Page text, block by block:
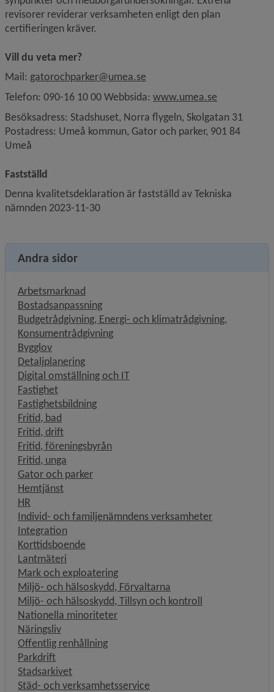
revisorer reviderar verksamheten enligt den plan
certifieringen kräver.
Vill du veta mer?
Mail: gatorochparker@umea.se
Telefon: 090-16 10 00 Webbsida: www.umea.se
Besöksadress: Stadshuset, Norra flygeln, Skolgatan 31
Postadress: Umeå kommun, Gator och parker, 901 84
Umeå
Fastställd
Denna kvalitetsdeklaration är fastställd av Tekniska
nämnden 2023-11-30
Andra sidor
Arbetsmarknad
Bostadsanpassning
Budgetrådgivning, Energi- och klimatrådgivning,
Konsumentrådgivning
Bygglov
Detaljplanering
Digital omställning och IT
Fastighet
Fastighetsbildning
Fritid, bad
Fritid, drift
Fritid, föreningsbyrån
Fritid, unga
Gator och parker
Hemtjänst
HR
Individ- och familjenämndens verksamheter
Integration
Korttidsboende
Lantmäteri
Mark och exploatering
Miljö- och hälsoskydd, Förvaltarna
Miljö- och hälsoskydd, Tillsyn och kontroll
Nationella minoriteter
Näringsliv
Offentlig renhållning
Parkdrift
Stadsarkivet
Städ- och verksamhetsservice